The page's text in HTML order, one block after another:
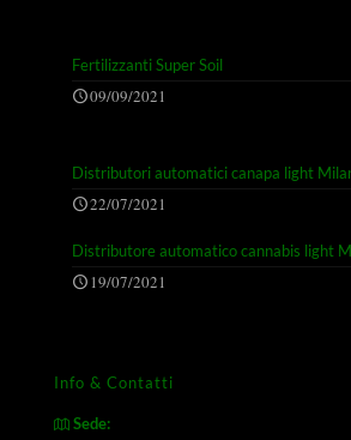
Fertilizzanti Super Soil
09/09/2021
Distributori automatici canapa light
22/07/2021
Distributore automatico cannabis light
19/07/2021
Info & Contatti
Sede: